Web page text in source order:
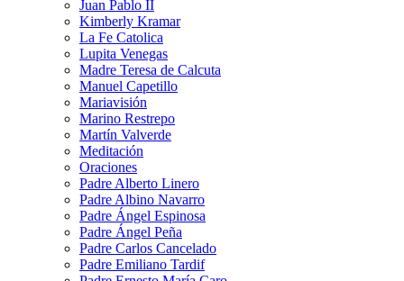
Juan Pablo II
Kimberly Kramar
La Fe Catolica
Lupita Venegas
Madre Teresa de Calcuta
Manuel Capetillo
Mariavisión
Marino Restrepo
Martín Valverde
Meditación
Oraciones
Padre Alberto Linero
Padre Albino Navarro
Padre Ángel Espinosa
Padre Ángel Peña
Padre Carlos Cancelado
Padre Emiliano Tardif